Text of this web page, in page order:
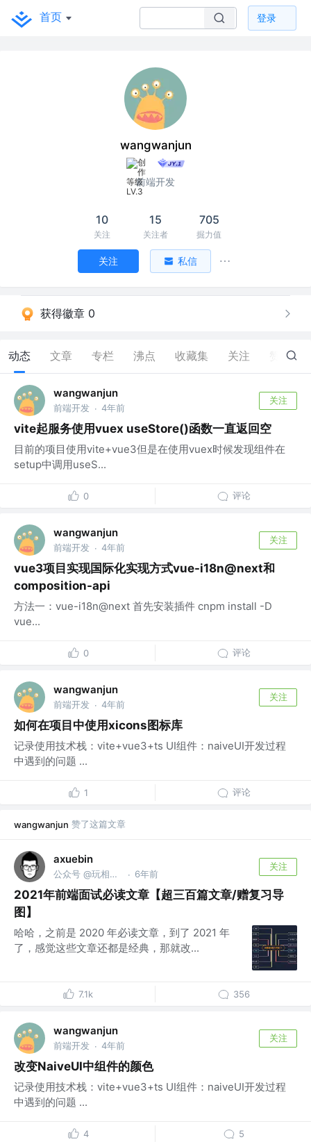
首页 登录
wangwanjun
前端开发
10
关注
15
关注者
705
掘力值
关注 私信
获得徽章 0
动态 文章 专栏 沸点 收藏集 关注 49
wangwanjun
前端开发 · 4年前
关注
vite起服务使用vuex useStore()函数一直返回空
目前的项目使用vite+vue3但是在使用vuex时候发现组件在
setup中调用useS...
0 评论
wangwanjun
前端开发 · 4年前
关注
vue3项目实现国际化实现方式vue-i18n@next和
composition-api
方法一：vue-i18n@next 首先安装插件 cnpm install -D
vue...
0 评论
wangwanjun
前端开发 · 4年前
关注
如何在项目中使用xicons图标库
记录使用技术栈：vite+vue3+ts UI组件：naiveUI开发过程
中遇到的问题 ...
1 评论
wangwanjun 赞了这篇文章
axuebin
公众号 @玩相机的程序员 · 6年前
关注
2021年前端面试必读文章【超三百篇文章/赠复习导
图】
哈哈，之前是 2020 年必读文章，到了 2021 年
了，感觉这些文章还都是经典，那就改...
7.1k 356
wangwanjun
前端开发 · 4年前
关注
改变NaiveUI中组件的颜色
记录使用技术栈：vite+vue3+ts UI组件：naiveUI开发过程
中遇到的问题 ...
4 5